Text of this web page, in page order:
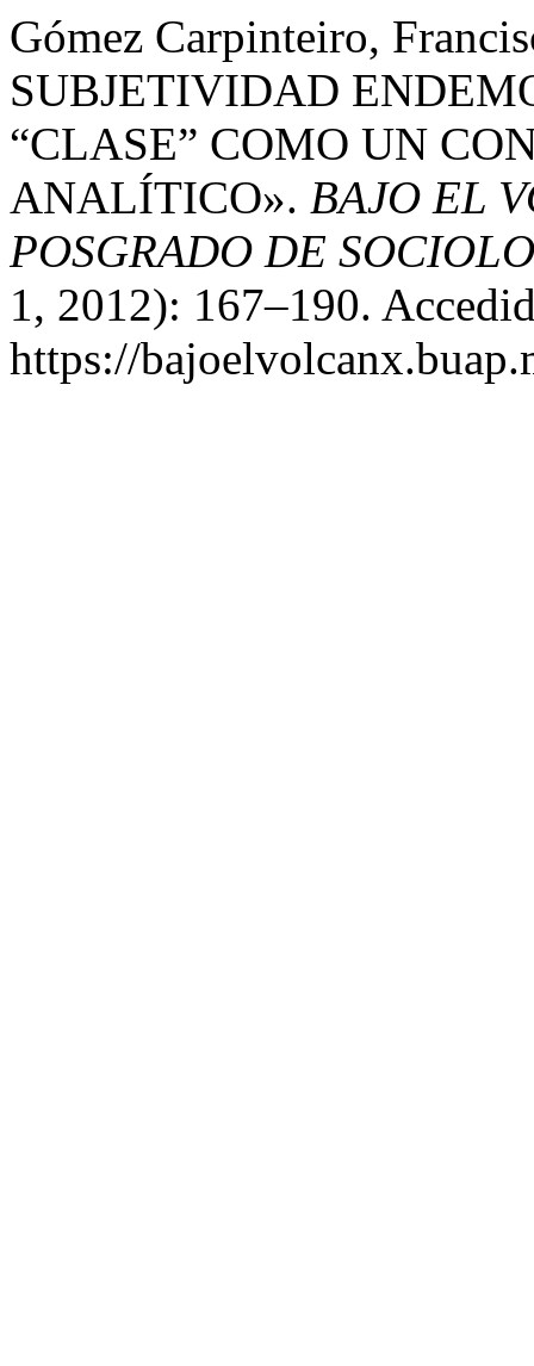
Gómez Carpinteiro,
SUBJETIVIDAD
“CLASE” COMO UN
ANALÍTICO». BAJO EL
POSGRADO DE
1, 2012): 167–190.
https://